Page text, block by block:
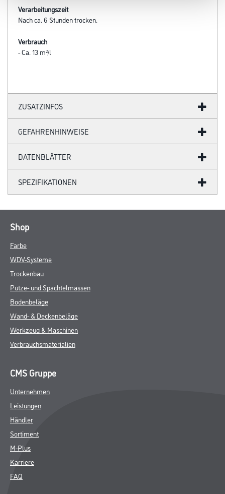
Verarbeitungszeit
Nach ca. 6 Stunden trocken.
Verbrauch
- Ca. 13 m²/l
ZUSATZINFOS
GEFAHRENHINWEISE
DATENBLÄTTER
SPEZIFIKATIONEN
Shop
Farbe
WDV-Systeme
Trockenbau
Putze- und Spachtelmassen
Bodenbeläge
Wand- & Deckenbeläge
Werkzeug & Maschinen
Verbrauchsmaterialien
CMS Gruppe
Unternehmen
Leistungen
Händler
Sortiment
M-Plus
Karriere
FAQ